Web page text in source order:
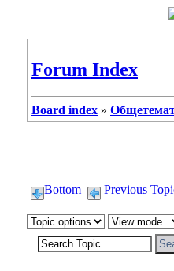
Forum Index
Board index »
Bottom Previous